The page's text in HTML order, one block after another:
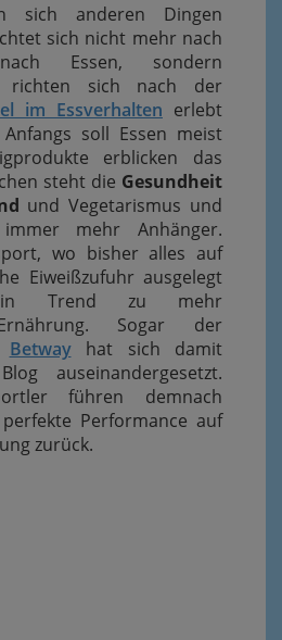
sich anderen Dingen
sich nicht mehr nach
Essen, sondern
richten sich nach der
im Essverhalten erlebt
soll Essen meist
erblicken das
steht die Gesundheit
und Vegetarismus und
mehr Anhänger.
wo bisher alles auf
Eiweißzufuhr ausgelegt
Trend zu mehr
Sogar der
Betwayhat sich damit
auseinandergesetzt.
führen demnach
Performance auf
zurück.